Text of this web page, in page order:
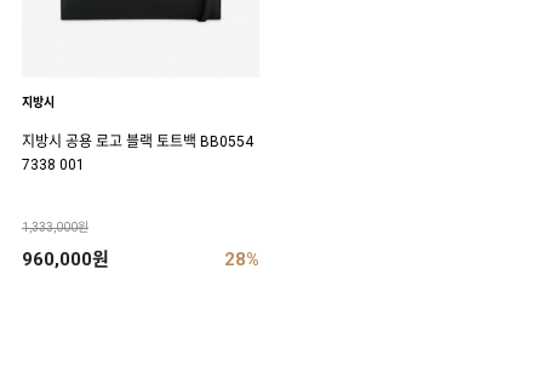
지방시
지방시 공용 로고 블랙 토트백 BB0554
7338 001
1,333,000원
960,000원 28%